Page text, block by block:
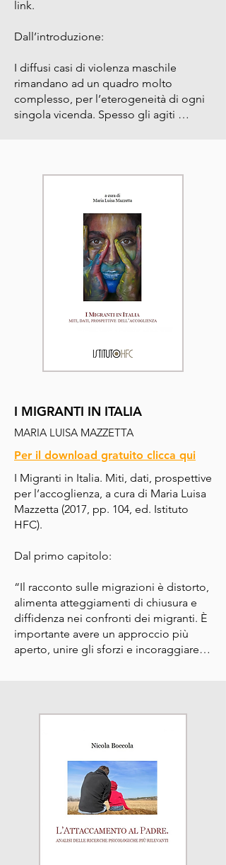
link.
Dall’introduzione:
I diffusi casi di violenza maschile
rimandano ad un quadro molto
complesso, per l’eterogeneità di ogni
singola vicenda. Spesso gli agiti
sono frutto di frustrazione, rivalsa,
arbitrio. Di fronte a ciò, si è fatta avanti
genere in tutte le sue articolazioni,
comprendendo il complesso nodo
degli autori, ed è questa l’ottica fatta
propria dai Servizi e dai Centri che si
occupano del trattamento degli
uomini che agiscono violenza nelle
relazioni intime.
I MIGRANTI IN ITALIA
MARIA LUISA MAZZETTA
Per il download gratuito clicca qui
I Migranti in Italia. Miti, dati, prospettive
per l’accoglienza, a cura di Maria Luisa
Mazzetta (2017, pp. 104, ed. Istituto
HFC).
Dal primo capitolo:
“Il racconto sulle migrazioni è distorto,
alimenta atteggiamenti di chiusura e
diffidenza nei confronti dei migranti. È
importante avere un approccio più
aperto, unire gli sforzi e incoraggiare lo
un nostro dovere civico, ma anche un
Vorrei concludere con le parole con cui
si è espresso il famoso sociologo
Zygmunt Bauman recentemente
hanno bisogno d’immigrati, perché